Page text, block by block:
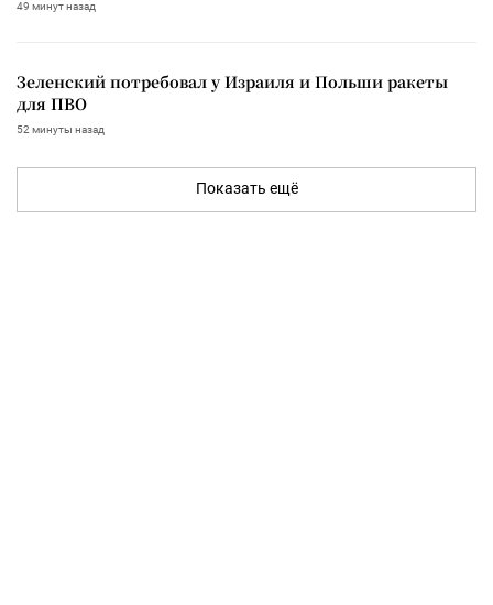
49 минут назад
Зеленский потребовал у Израиля и Польши ракеты
для ПВО
52 минуты назад
Показать ещё